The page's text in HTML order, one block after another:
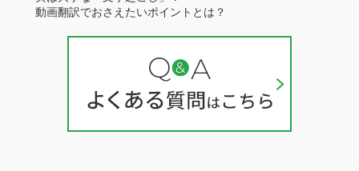
動画翻訳でおさえたいポイントとは？